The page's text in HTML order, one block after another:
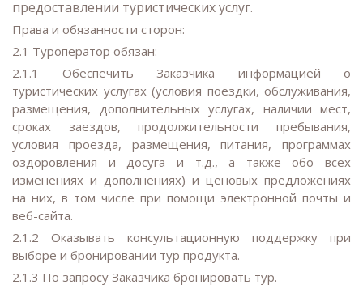
предоставлении туристических услуг.
Права и обязанности сторон:
2.1 Туроператор обязан:
2.1.1 Обеспечить Заказчика информацией о
туристических услугах (условия поездки, обслуживания,
размещения, дополнительных услугах, наличии мест,
сроках заездов, продолжительности пребывания,
условия проезда, размещения, питания, программах
оздоровления и досуга и т.д., а также обо всех
изменениях и дополнениях) и ценовых предложениях
на них, в том числе при помощи электронной почты и
веб-сайта.
2.1.2 Оказывать консультационную поддержку при
выборе и бронировании тур продукта.
2.1.3 По запросу Заказчика бронировать тур.